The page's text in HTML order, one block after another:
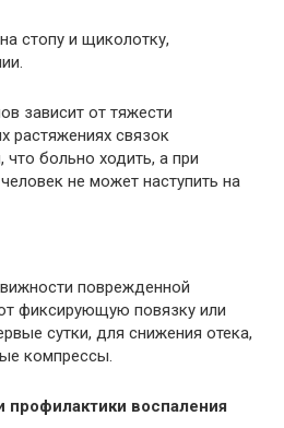
стопу и щиколотку,
зависит от тяжести
растяжениях связок
больно ходить, а при
не может наступить на
поврежденной
фиксирующую повязку или
сутки, для снижения отека,
компрессы.
профилактики воспаления